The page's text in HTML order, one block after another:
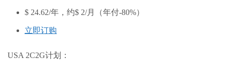
$ 24.62/年，约$ 2/月（年付-80%）
立即订购
USA 2C2G计划：